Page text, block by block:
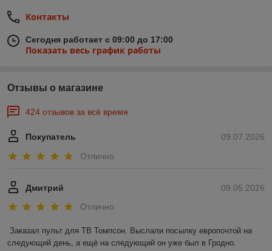
Контакты
Сегодня работает с 09:00 до 17:00
Показать весь график работы
Отзывы о магазине
424 отзывов за всё время
09.07.2026
Покупатель
Отлично
09.05.2026
Дмитрий
Отлично
Заказал пульт для ТВ Томпсон. Выслали посылку европочтой на
следующий день, а ещё на следующий он уже был в Гродно.